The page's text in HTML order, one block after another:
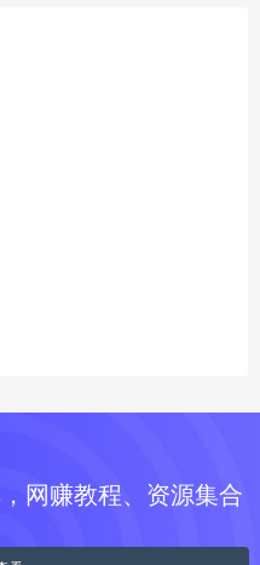
网赚教程、资源集合